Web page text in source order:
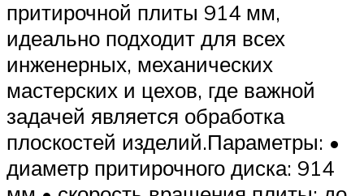
притирочной плиты 914 мм,
идеально подходит для всех
инженерных, механических
мастерских и цехов, где важной
задачей является обработка
плоскостей изделий.Параметры: •
диаметр притирочного диска: 914